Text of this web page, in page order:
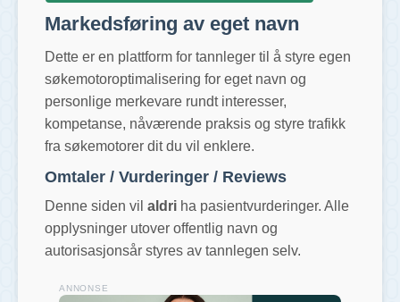
Markedsføring av eget navn
Dette er en plattform for tannleger til å styre egen
søkemotoroptimalisering for eget navn og
personlige merkevare rundt interesser,
kompetanse, nåværende praksis og styre trafikk
fra søkemotorer dit du vil enklere.
Omtaler / Vurderinger / Reviews
Denne siden vil aldri ha pasientvurderinger. Alle
opplysninger utover offentlig navn og
autorisasjonsår styres av tannlegen selv.
ANNONSE